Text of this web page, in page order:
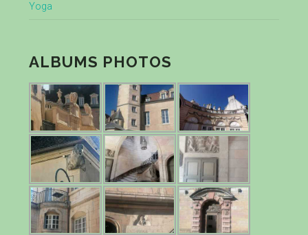
Yoga
ALBUMS PHOTOS